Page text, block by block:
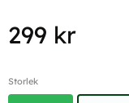
299 kr
Storlek